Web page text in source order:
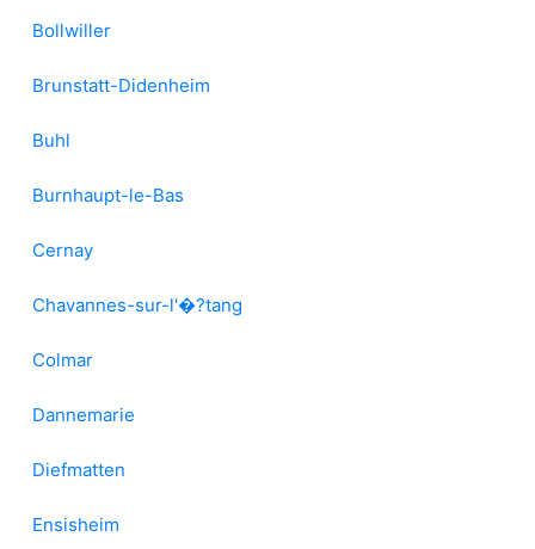
Bollwiller
Brunstatt-Didenheim
Buhl
Burnhaupt-le-Bas
Cernay
Chavannes-sur-l'�?tang
Colmar
Dannemarie
Diefmatten
Ensisheim